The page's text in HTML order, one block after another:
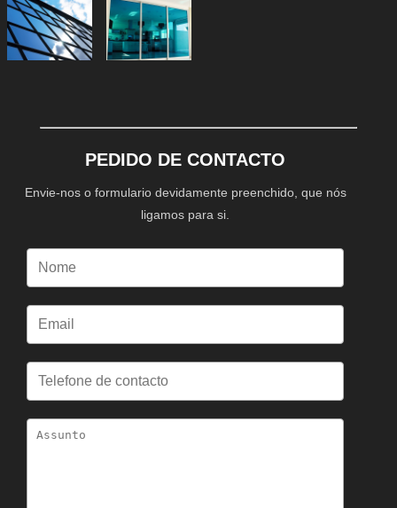
PEDIDO DE CONTACTO
Envie-nos o formulario devidamente preenchido, que nós
ligamos para si.